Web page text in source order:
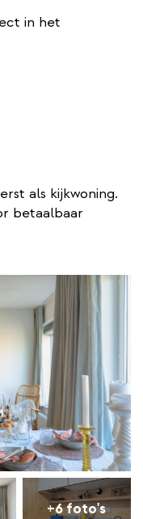
in het
als kijkwoning.
betaalbaar
+6 foto's